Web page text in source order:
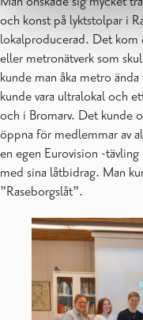
och konst på lyktstolpar i
lokalproducerad. Det kom
eller metronätverk som
kunde man åka metro
kunde vara ultralokal och
och i Bromarv. Det kunde
öppna för medlemmar av
en egen Eurovision -
med sina låtbidrag. Man
”Raseborgslåt”.